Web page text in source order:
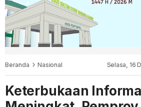
Beranda Nasional Selasa, 16
Keterbukaan